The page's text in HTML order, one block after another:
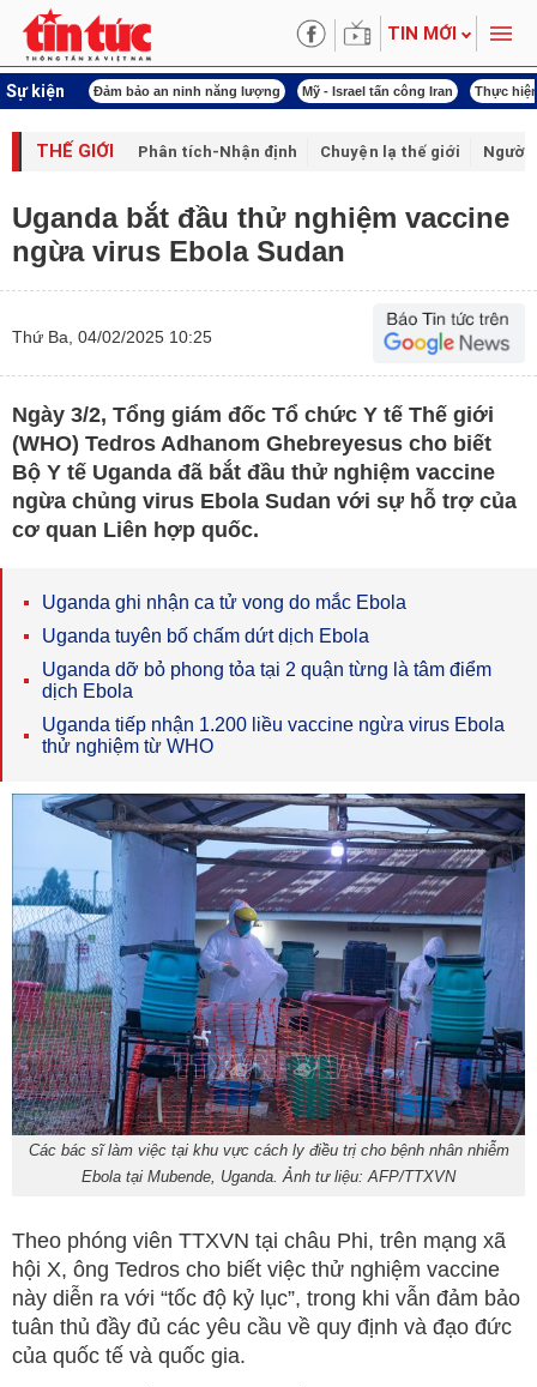
TIN MỚI
Sự kiện
khóa XVI Đảm bảo an ninh năng lượng Mỹ - Israel tấn công Iran Thực
THẾ GIỚI Phân tích-Nhận định Chuyện lạ thế giới Người
Uganda bắt đầu thử nghiệm vaccine
ngừa virus Ebola Sudan
Thứ Ba, 04/02/2025 10:25
Ngày 3/2, Tổng giám đốc Tổ chức Y tế Thế giới
(WHO) Tedros Adhanom Ghebreyesus cho biết
Bộ Y tế Uganda đã bắt đầu thử nghiệm vaccine
ngừa chủng virus Ebola Sudan với sự hỗ trợ của
cơ quan Liên hợp quốc.
Uganda ghi nhận ca tử vong do mắc Ebola
Uganda tuyên bố chấm dứt dịch Ebola
Uganda dỡ bỏ phong tỏa tại 2 quận từng là tâm điểm
dịch Ebola
Uganda tiếp nhận 1.200 liều vaccine ngừa virus Ebola
thử nghiệm từ WHO
Các bác sĩ làm việc tại khu vực cách ly điều trị cho bệnh nhân nhiễm
Ebola tại Mubende, Uganda. Ảnh tư liệu: AFP/TTXVN
Theo phóng viên TTXVN tại châu Phi, trên mạng xã
hội X, ông Tedros cho biết việc thử nghiệm vaccine
này diễn ra với “tốc độ kỷ lục”, trong khi vẫn đảm bảo
tuân thủ đầy đủ các yêu cầu về quy định và đạo đức
của quốc tế và quốc gia.